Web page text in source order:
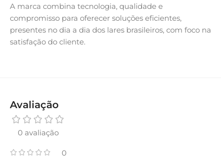
A marca combina tecnologia, qualidade e
compromisso para oferecer soluções eficientes,
presentes no dia a dia dos lares brasileiros, com foco na
satisfação do cliente.
Avaliação
0 avaliação
0